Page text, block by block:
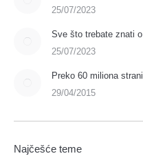
25/07/2023
Sve što trebate znati
25/07/2023
Preko 60 miliona
29/04/2015
Najčešće teme